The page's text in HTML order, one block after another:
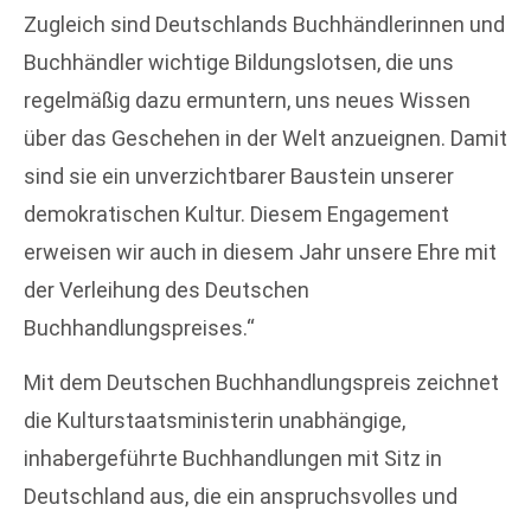
Zugleich sind Deutschlands Buchhändlerinnen und
Buchhändler wichtige Bildungslotsen, die uns
regelmäßig dazu ermuntern, uns neues Wissen
über das Geschehen in der Welt anzueignen. Damit
sind sie ein unverzichtbarer Baustein unserer
demokratischen Kultur. Diesem Engagement
erweisen wir auch in diesem Jahr unsere Ehre mit
der Verleihung des Deutschen
Buchhandlungspreises.“
Mit dem Deutschen Buchhandlungspreis zeichnet
die Kulturstaatsministerin unabhängige,
inhabergeführte Buchhandlungen mit Sitz in
Deutschland aus, die ein anspruchsvolles und